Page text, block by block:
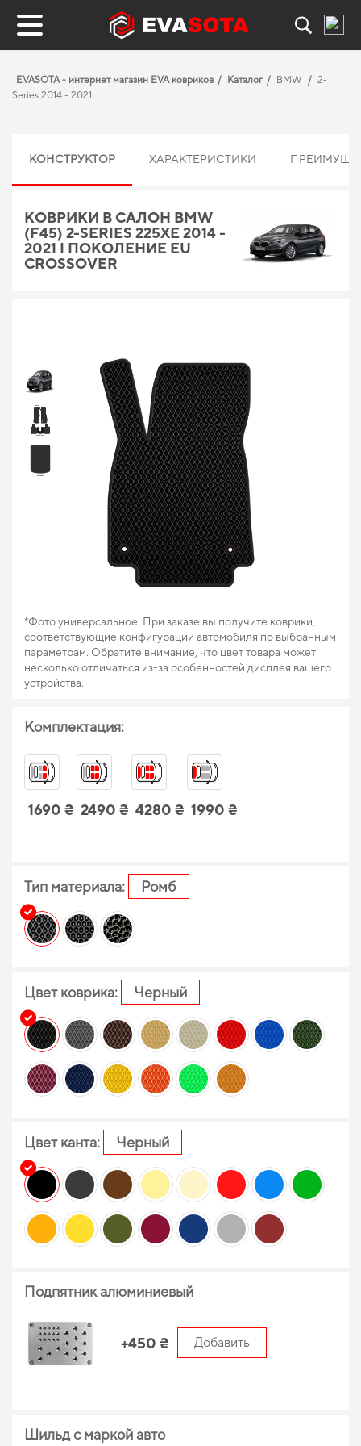
EVASOTA - интернет магазин EVA ковриков Каталог BMW
2-
Series 2014 - 2021
КОНСТРУКТОР ХАРАКТЕРИСТИКИ
КОВРИКИ В САЛОН BMW
(F45) 2-SERIES 225XE 2014 -
2021 I ПОКОЛЕНИЕ EU
CROSSOVER
*Фото универсальное. При заказе вы получите коврики,
соответствующие конфигурации автомобиля по выбранным
параметрам. Обратите внимание, что цвет товара может
несколько отличаться из-за особенностей дисплея вашего
устройства.
Комплектация:
1690 ₴ 2490 ₴ 4280 ₴ 1990 ₴
Тип материала: Ромб
Цвет коврика: Черный
Цвет канта: Черный
Подпятник алюминиевый
+450 ₴ Добавить
Шильд с маркой авто